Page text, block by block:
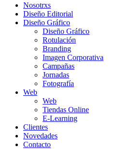
Nosotrxs
Diseño Editorial
Diseño Gráfico
Diseño Gráfico
Rotulación
Branding
Imagen Corporativa
Campañas
Jornadas
Fotografía
Web
Web
Tiendas Online
E-Learning
Clientes
Novedades
Contacto